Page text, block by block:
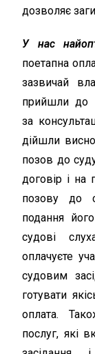
дозволяє
У нас
поетапна
зазвичай
прийшли до
за
дійшли
позов до
договір і на
позову до
подання
судові
оплачуєте
судовим
готувати
оплата.
послуг, які